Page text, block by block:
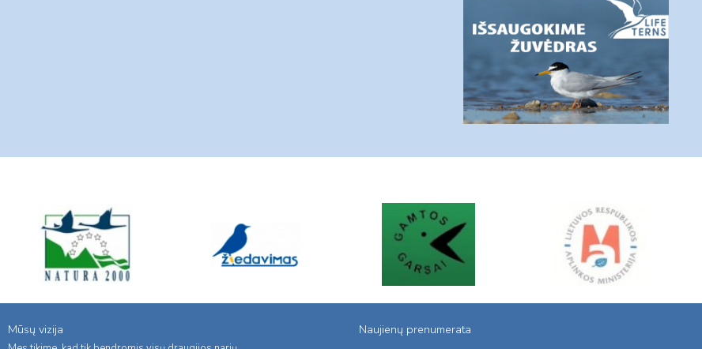
Mūsų vizija Naujienų prenumerata